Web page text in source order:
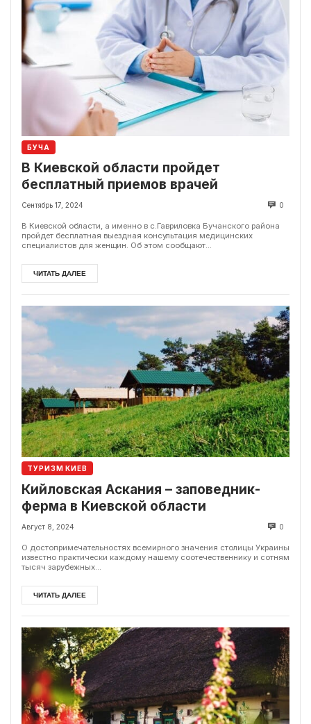
БУЧА
В Киевской области пройдет
бесплатный приемов врачей
Сентябрь 17, 2024 0
В Киевской области, а именно в с.Гавриловка Бучанского района
пройдет бесплатная выездная консультация медицинских
специалистов для женщин. Об этом сообщают...
ЧИТАТЬ ДАЛЕЕ
ТУРИЗМ КИЕВ
Кийловская Аскания – заповедник-
ферма в Киевской области
Август 8, 2024 0
О достопримечательностях всемирного значения столицы Украины
известно практически каждому нашему соотечественнику и сотням
тысяч зарубежных...
ЧИТАТЬ ДАЛЕЕ